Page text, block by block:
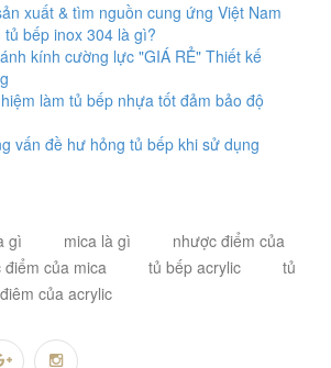
xuất & tìm nguồn cung ứng Việt Nam
bếp inox 304 là gì?
kính cường lực "GIÁ RẺ" Thiết kế
làm tủ bếp nhựa tốt đảm bảo độ
vấn đề hư hỏng tủ bếp khi sử dụng
gì mica là gì
nhược điểm của
điểm của mica tủ bếp acrylic
tủ
của acrylic